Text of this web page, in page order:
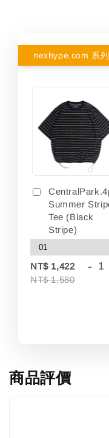
nexhype.com 系
Summer
Tee (Black
Stripe)
NT$ 1,422
NT$ 1,580
-
商品評價